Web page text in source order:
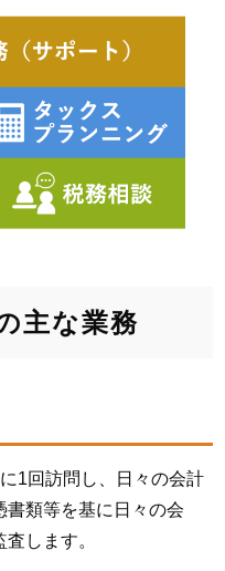
主な業務
1回訪問し、日々の会計
書類等を基に日々の会
します。